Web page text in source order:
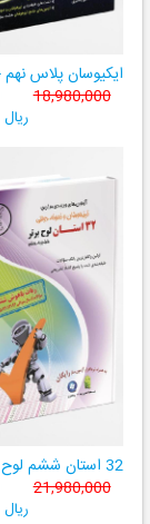
18,980,000
ریال
21,980,000
ریال